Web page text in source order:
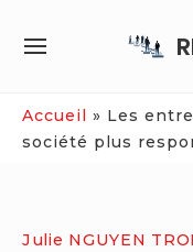
SITE
Accueil » Les
société plus
Julie NGUYEN